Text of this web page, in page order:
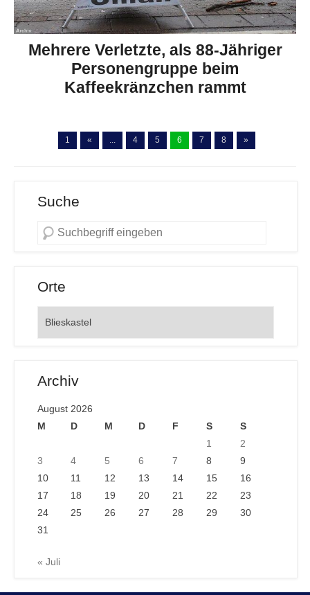
Mehrere Verletzte, als 88-Jähriger
Personengruppe beim
Kaffeekränzchen rammt
1 « ... 4 5 6 7 8 »
Suche
Orte
Archiv
August 2026
M
D M D F S
S
1
2
3
4 5 6 7 8
9
10
11 12 13 14 15
16
17
18 19 20 21 22
23
24
25 26 27 28 29
30
31
« Juli